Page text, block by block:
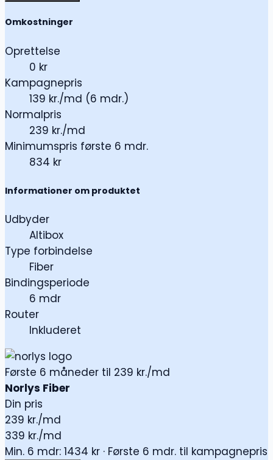
Omkostninger
Oprettelse
0 kr
Kampagnepris
139 kr./md (6 mdr.)
Normalpris
239 kr./md
Minimumspris første 6 mdr.
834 kr
Informationer om produktet
Udbyder
Altibox
Type forbindelse
Fiber
Bindingsperiode
6 mdr
Router
Inkluderet
Første 6 måneder til 239 kr./md
Norlys Fiber
Din pris
239 kr./md
339 kr./md
Min. 6 mdr: 1434 kr · Første 6 mdr. til kampagnepris